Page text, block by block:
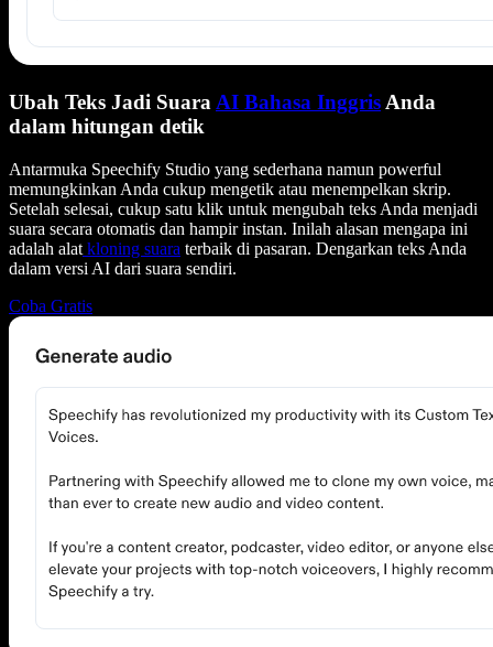
Ubah Teks Jadi Suara AI Bahasa Inggris Anda
dalam hitungan detik
Antarmuka Speechify Studio yang sederhana namun powerful
memungkinkan Anda cukup mengetik atau menempelkan skrip.
Setelah selesai, cukup satu klik untuk mengubah teks Anda menjadi
suara secara otomatis dan hampir instan. Inilah alasan mengapa ini
adalah alat kloning suara terbaik di pasaran. Dengarkan teks Anda
dalam versi AI dari suara sendiri.
Coba Gratis